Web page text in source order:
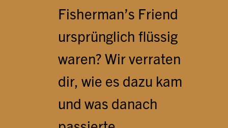
Fisherman’s Friend
ursprünglich flüssig
waren? Wir verraten
dir, wie es dazu kam
und was danach